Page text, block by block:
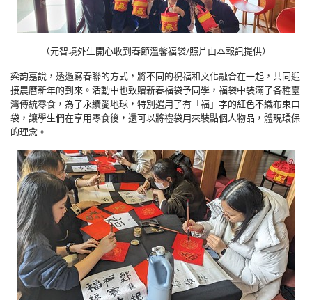
（元智境外生開心收到春節溫馨福袋/照片由本報訊提供）
梁韵嘉說，透過寫春聯的方式，將不同的祝福和文化融合在一起，共同迎
接農曆新年的到來。活動中也致贈新春福袋予同學，福袋中裝滿了各種臺
灣傳統零食，為了永續愛地球，特別選用了有「福」字的紅色不織布束口
袋，讓學生們在享用零食後，還可以將禮袋用來裝點個人物品，體現環保
的理念。